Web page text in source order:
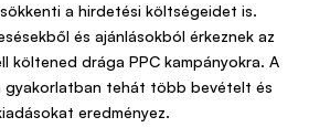
a hirdetési költségeidet is.
és ajánlásokból érkeznek az
költened drága PPC kampányokra. A
gyakorlatban tehát több bevételt és
eredményez.